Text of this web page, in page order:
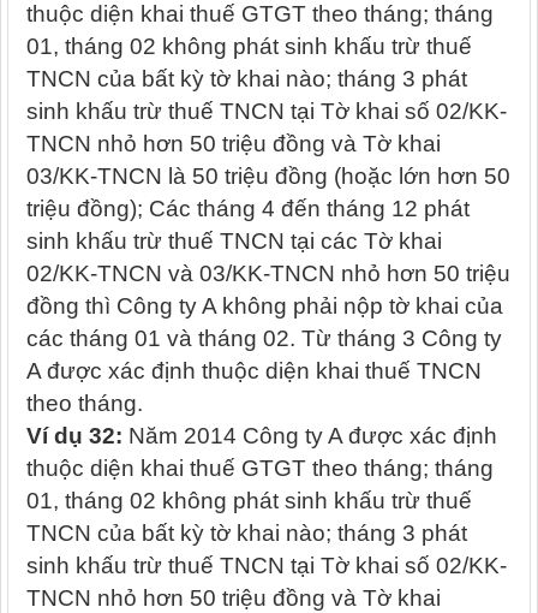
thuộc diện khai thuế GTGT theo tháng; tháng
01, tháng 02 không phát sinh khấu trừ thuế
TNCN của bất kỳ tờ khai nào; tháng 3 phát
sinh khấu trừ thuế TNCN tại Tờ khai số 02/KK-
TNCN nhỏ hơn 50 triệu đồng và Tờ khai
03/KK-TNCN là 50 triệu đồng (hoặc lớn hơn 50
triệu đồng); Các tháng 4 đến tháng 12 phát
sinh khấu trừ thuế TNCN tại các Tờ khai
02/KK-TNCN và 03/KK-TNCN nhỏ hơn 50 triệu
đồng thì Công ty A không phải nộp tờ khai của
các tháng 01 và tháng 02. Từ tháng 3 Công ty
A được xác định thuộc diện khai thuế TNCN
theo tháng.
Ví dụ 32: Năm 2014 Công ty A được xác định
thuộc diện khai thuế GTGT theo tháng; tháng
01, tháng 02 không phát sinh khấu trừ thuế
TNCN của bất kỳ tờ khai nào; tháng 3 phát
sinh khấu trừ thuế TNCN tại Tờ khai số 02/KK-
TNCN nhỏ hơn 50 triệu đồng và Tờ khai